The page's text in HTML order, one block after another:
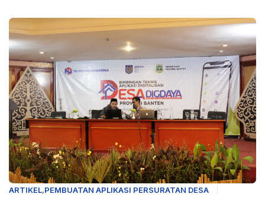
ARTIKEL,PEMBUATAN APLIKASI PERSURATAN DESA